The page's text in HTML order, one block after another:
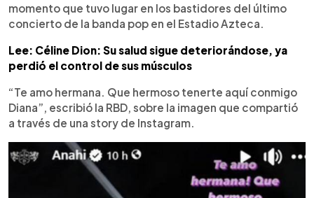
momento que tuvo lugar en los bastidores del último
concierto de la banda pop en el Estadio Azteca.
Lee: Céline Dion: Su salud sigue deteriorándose, ya
perdió el control de sus músculos
“Te amo hermana. Que hermoso tenerte aquí conmigo
Diana”, escribió la RBD, sobre la imagen que compartió
a través de una story de Instagram.